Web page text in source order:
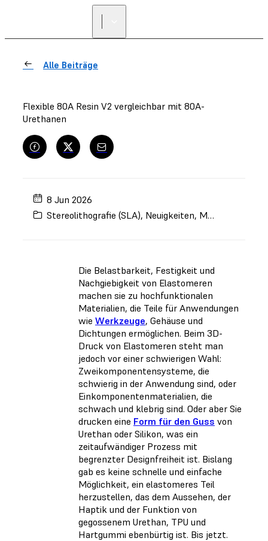
Alle Beiträge
Flexible 80A Resin V2 vergleichbar mit 80A-
Urethanen
8 Jun 2026
Stereolithografie (SLA), Neuigkeiten, Materialien
Die Belastbarkeit, Festigkeit und
Nachgiebigkeit von Elastomeren
machen sie zu hochfunktionalen
Materialien, die Teile für Anwendungen
wie Werkzeuge, Gehäuse und
Dichtungen ermöglichen. Beim 3D-
Druck von Elastomeren steht man
jedoch vor einer schwierigen Wahl:
Zweikomponentensysteme, die
schwierig in der Anwendung sind, oder
Einkomponentenmaterialien, die
schwach und klebrig sind. Oder aber Sie
drucken eine Form für den Guss von
Urethan oder Silikon, was ein
zeitaufwändiger Prozess mit
begrenzter Designfreiheit ist. Bislang
gab es keine schnelle und einfache
Möglichkeit, ein elastomeres Teil
herzustellen, das dem Aussehen, der
Haptik und der Funktion von
gegossenem Urethan, TPU und
Hartgummi ebenbürtig ist. Bis jetzt.